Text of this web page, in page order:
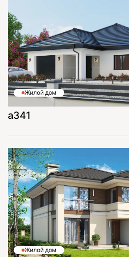
Жилой дом
а341
Жилой дом